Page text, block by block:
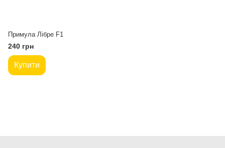
Примула Лібре F1
240 грн
Купити